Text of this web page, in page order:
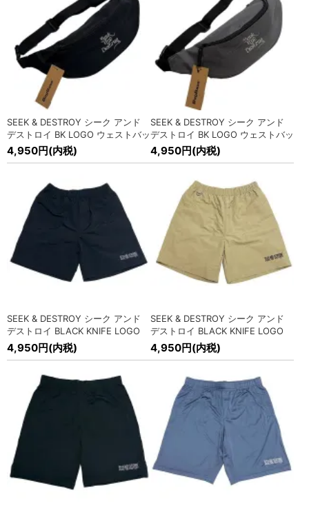
SEEK&DESTROY(シーク アンド デストロイ) メッシュキャッ
プ、ウェストバッグ入荷!
» MORE
2025/6/12
SEEK&DESTROY(シーク アンド デストロイ) ナイロンショー
» MORE
2025/6/11
海外オフィシャル バンドTシャツ各種入荷! » MORE
2025/6/11
» MORE
2025/5/30
Lowbrow (ロ-ブロ-) FAST 2025 Extra Issue入荷!
» MORE
2025/5/27
POWELL PERALTA (パウエル ペラルタ) OG ジャケット入荷!
» MORE
POWELL PERALTA (パウエル ペラルタ) ジャケット、キャッ
プ入荷! » MORE
2025/4/19
» MORE
2025/4/9
POWELL PERALTA (パウエル ペラルタ) スウィングトップ ジ
ャケット入荷!
2025/4/1
海外オフィシャル バンドTシャツ各種入荷!
» MORE
SEEK & DESTROY シーク アンド
デストロイ BK LOGO ウェストバッ
グ
4,950円(内税)
SEEK & DESTROY シーク アンド
デストロイ BK LOGO ウェストバッ
グ
4,950円(内税)
SEEK & DESTROY シーク アンド
デストロイ BLACK KNIFE LOGO
ナイロンショーツ
4,950円(内税)
SEEK & DESTROY シーク アンド
デストロイ BLACK KNIFE LOGO
ナイロンショーツ
4,950円(内税)